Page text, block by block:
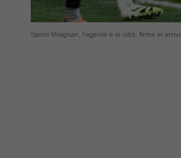
Sprint Maignan, l’agente è in città: firma in